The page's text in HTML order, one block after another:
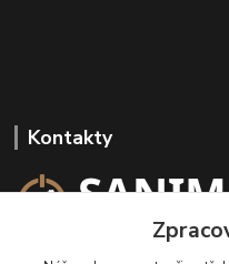
Kontakty
+420 602 647 136